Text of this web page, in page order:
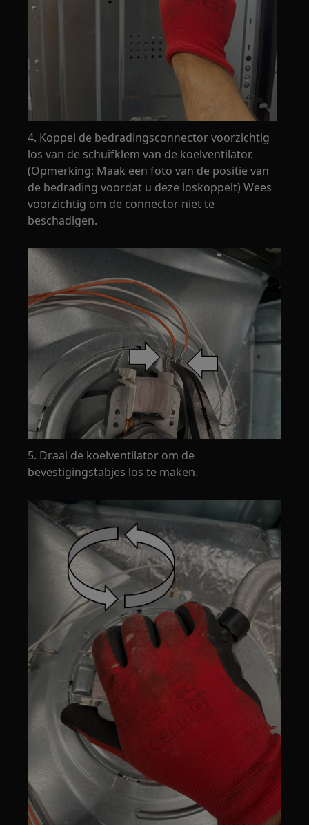
4. Koppel de bedradingsconnector voorzichtig
los van de schuifklem van de koelventilator.
(Opmerking: Maak een foto van de positie van
de bedrading voordat u deze loskoppelt) Wees
voorzichtig om de connector niet te
beschadigen.
5. Draai de koelventilator om de
bevestigingstabjes los te maken.